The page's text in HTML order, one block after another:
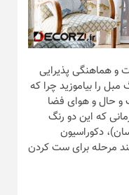
و هماهنگی پذیرایی
را بیاموزید چرا که
و حال و هوای فضا
که این دو رنگ
دکوراسیون
مرحله برای ست کردن